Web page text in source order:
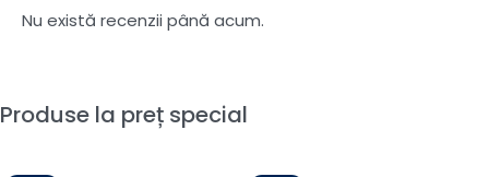
Nu există recenzii până acum.
Produse la preț special